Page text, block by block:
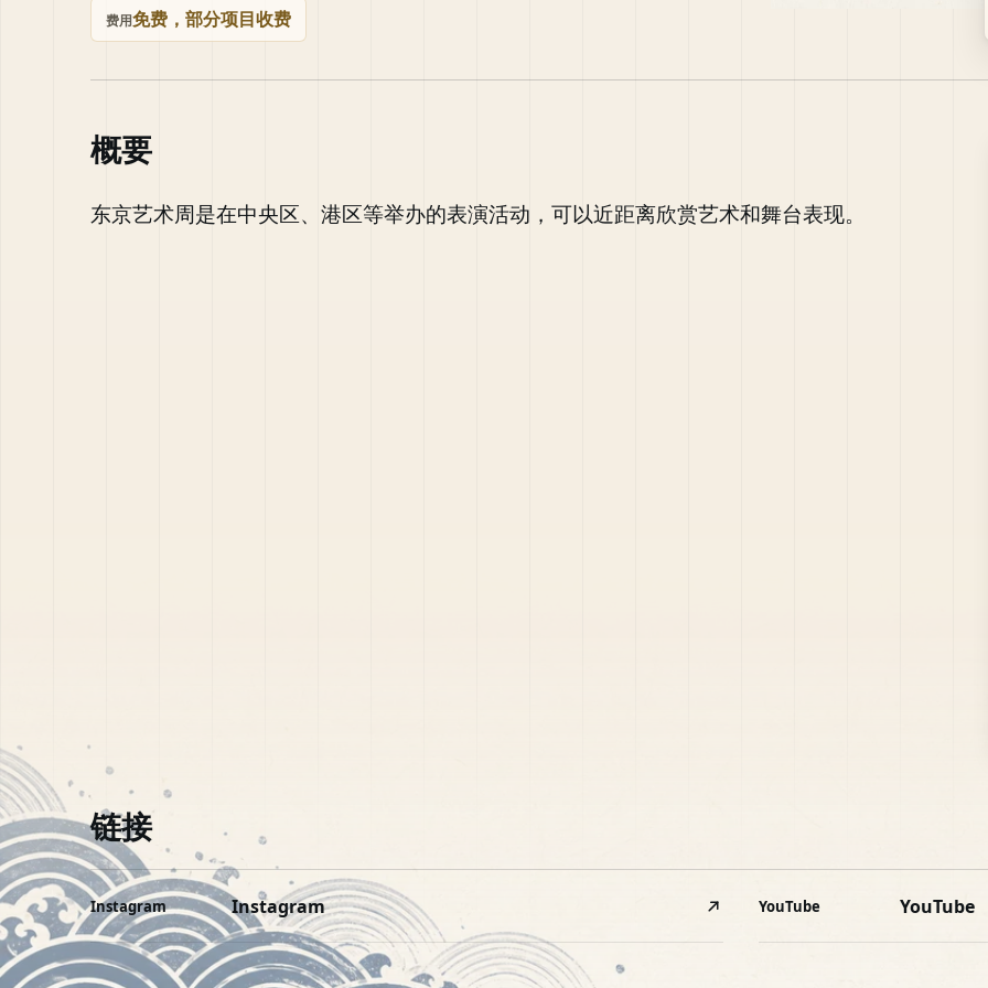
费用免费，部分项目收费
概要
东京艺术周是在中央区、港区等举办的表演活动，可以近距离欣赏艺术和舞台表现。
链接
Instagram Instagram YouTube YouTube